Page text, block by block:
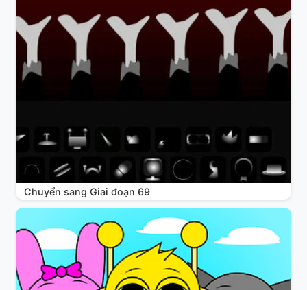
Chuyển sang Giai đoạn 69